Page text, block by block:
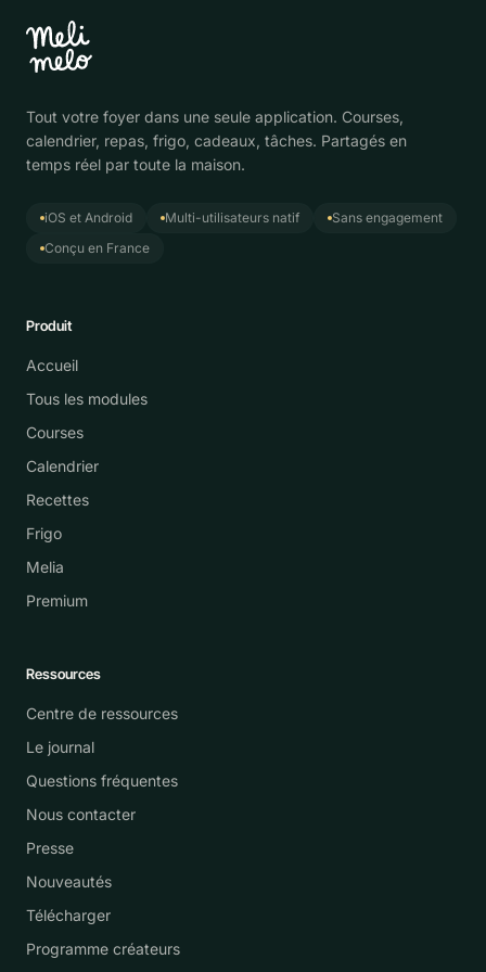
Tout votre foyer dans une seule application. Courses,
calendrier, repas, frigo, cadeaux, tâches. Partagés en
temps réel par toute la maison.
iOS et Android Multi-utilisateurs natif
Sans engagement
Conçu en France
Produit
Accueil
Tous les modules
Courses
Calendrier
Recettes
Frigo
Melia
Premium
Ressources
Centre de ressources
Le journal
Questions fréquentes
Nous contacter
Presse
Nouveautés
Télécharger
Programme créateurs